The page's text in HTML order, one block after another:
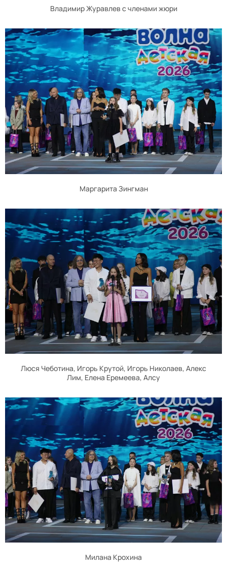
Владимир Журавлев с членами жюри
Маргарита Зингман
Люся Чеботина, Игорь Крутой, Игорь Николаев, Алекс
Лим, Елена Еремеева, Алсу
Милана Крохина